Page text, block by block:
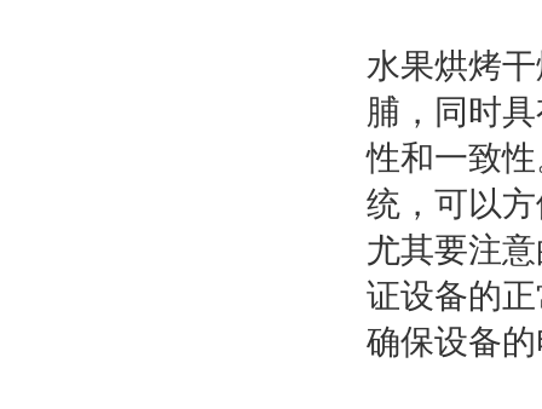
水果烘烤
脯，同时
性和一致
统，可以
尤其要注
证设备的
确保设备